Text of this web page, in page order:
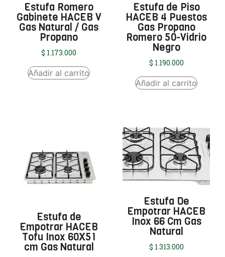
Estufa Romero
Gabinete HACEB V
Gas Natural / Gas
Propano
$ 1.173.000
Añadir al carrito
Estufa de Piso
HACEB 4 Puestos
Gas Propano
Romero 50-Vidrio
Negro
$ 1.190.000
Añadir al carrito
Estufa de
Empotrar HACEB
Tofu Inox 60X51
cm Gas Natural
Estufa De
Empotrar HACEB
Inox 66 Cm Gas
Natural
$ 1.313.000